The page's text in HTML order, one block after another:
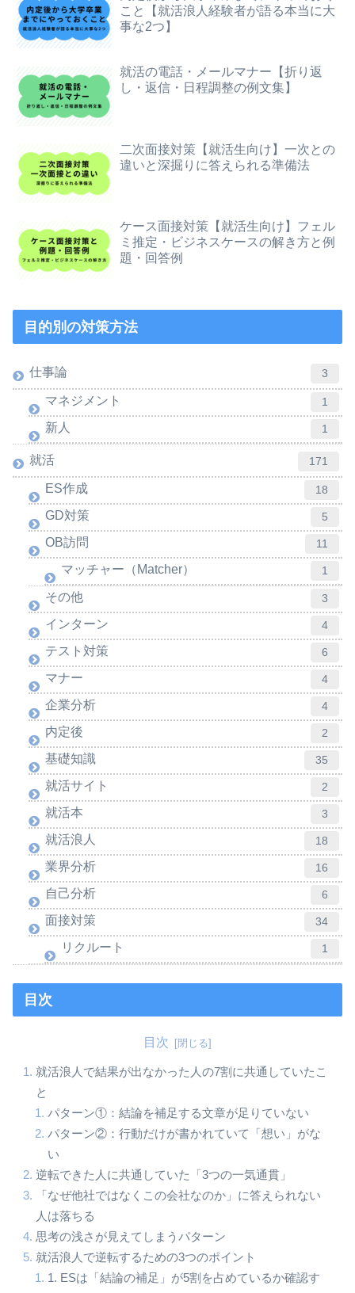
こと【就活浪人経験者が語る本当に大
事な2つ】
就活の電話・メールマナー【折り返
し・返信・日程調整の例文集】
二次面接対策【就活生向け】一次との
違いと深掘りに答えられる準備法
ケース面接対策【就活生向け】フェル
ミ推定・ビジネスケースの解き方と例
題・回答例
目的別の対策方法
仕事論 3
マネジメント 1
新人 1
就活 171
ES作成 18
GD対策 5
OB訪問 11
マッチャー（Matcher） 1
その他 3
インターン 4
テスト対策 6
マナー 4
企業分析 4
内定後 2
基礎知識 35
就活サイト 2
就活本 3
就活浪人 18
業界分析 16
自己分析 6
面接対策 34
リクルート 1
目次
目次
就活浪人で結果が出なかった人の7割に共通していたこ
と
パターン①：結論を補足する文章が足りていない
パターン②：行動だけが書かれていて「想い」がな
い
逆転できた人に共通していた「3つの一気通貫」
「なぜ他社ではなくこの会社なのか」に答えられない
人は落ちる
思考の浅さが見えてしまうパターン
就活浪人で逆転するための3つのポイント
1. ESは「結論の補足」が5割を占めているか確認す